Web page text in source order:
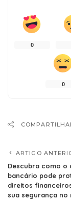
0
0
ARTIGO
Descubra como o
bancário pode
direitos
sua segurança no